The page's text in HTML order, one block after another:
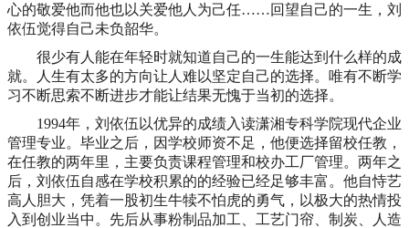
心的敬爱他而他也以关爱他人为己任……回望自己的一生，刘
依伍觉得自己未负韶华。
很少有人能在年轻时就知道自己的一生能达到什么样的成
就。人生有太多的方向让人难以坚定自己的选择。唯有不断学
习不断思索不断进步才能让结果无愧于当初的选择。
1994年，刘依伍以优异的成绩入读潇湘专科学院现代企业
管理专业。毕业之后，因学校师资不足，他便选择留校任教，
在任教的两年里，主要负责课程管理和校办工厂管理。两年之
后，刘依伍自感在学校积累的的经验已经足够丰富。他自恃艺
高人胆大，凭着一股初生牛犊不怕虎的勇气，以极大的热情投
入到创业当中。先后从事粉制品加工、工艺门帘、制炭、人造